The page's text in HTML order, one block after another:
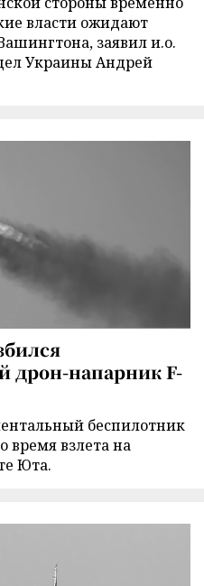
власти ожидают
заявил и.о.
Украины Андрей
дрон-напарник F-
беспилотник
время взлета на
Юта.